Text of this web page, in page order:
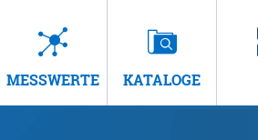
MESSWERTE KATALOGE